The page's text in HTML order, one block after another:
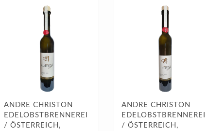
ANDRE CHRISTON
EDELOBSTBRENNEREI
/ ÖSTERREICH,
ANDRE CHRISTON
EDELOBSTBRENNEREI
/ ÖSTERREICH,